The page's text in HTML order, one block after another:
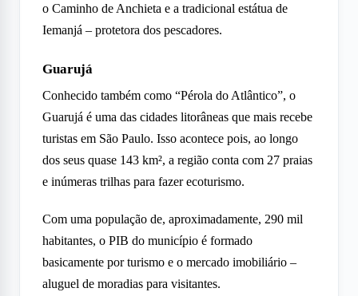
o Caminho de Anchieta e a tradicional estátua de
Iemanjá – protetora dos pescadores.
Guarujá
Conhecido também como “Pérola do Atlântico”, o
Guarujá é uma das cidades litorâneas que mais recebe
turistas em São Paulo. Isso acontece pois, ao longo
dos seus quase 143 km², a região conta com 27 praias
e inúmeras trilhas para fazer ecoturismo.
Com uma população de, aproximadamente, 290 mil
habitantes, o PIB do município é formado
basicamente por turismo e o mercado imobiliário –
aluguel de moradias para visitantes.